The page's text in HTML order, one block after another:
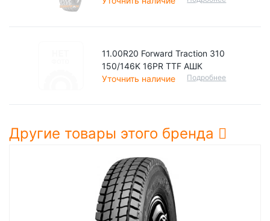
11.00R20 Forward Traction 310
150/146K 16PR TTF АШК
Уточнить наличие
Подробнее
Другие товары этого бренда